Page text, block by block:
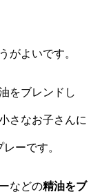
がよいです。
をブレンドし
さなお子さんに
ーです。
などの精油をブ